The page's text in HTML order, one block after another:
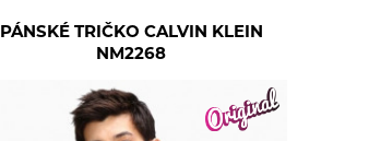
PÁNSKÉ TRIČKO CALVIN KLEIN
NM2268